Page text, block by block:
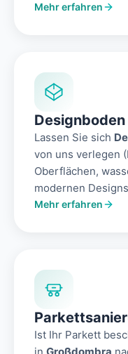
Mehr erfahren
Designboden
Lassen Sie sich
von uns verlegen
Oberflächen,
modernen
Mehr erfahren
Ist Ihr Parkett